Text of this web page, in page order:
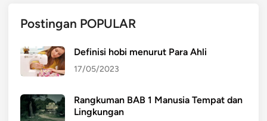
Postingan POPULAR
Definisi hobi menurut Para Ahli
17/05/2023
Rangkuman BAB 1 Manusia Tempat dan
Lingkungan